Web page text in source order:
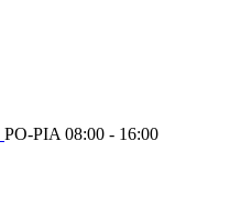
PO-PIA 08:00 - 16:00